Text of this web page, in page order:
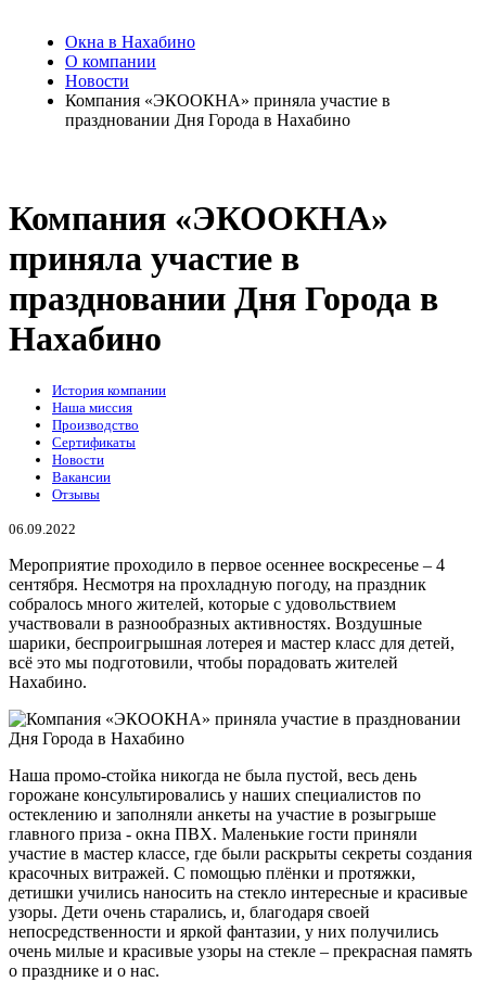
Окна в Нахабино
О компании
Новости
Компания «ЭКООКНА» приняла участие в
праздновании Дня Города в Нахабино
Компания «ЭКООКНА»
приняла участие в
праздновании Дня Города в
Нахабино
История компании
Наша миссия
Производство
Сертификаты
Новости
Вакансии
Отзывы
06.09.2022
Мероприятие проходило в первое осеннее воскресенье – 4
сентября. Несмотря на прохладную погоду, на праздник
собралось много жителей, которые с удовольствием
участвовали в разнообразных активностях. Воздушные
шарики, беспроигрышная лотерея и мастер класс для детей,
всё это мы подготовили, чтобы порадовать жителей
Нахабино.
Наша промо-стойка никогда не была пустой, весь день
горожане консультировались у наших специалистов по
остеклению и заполняли анкеты на участие в розыгрыше
главного приза - окна ПВХ. Маленькие гости приняли
участие в мастер классе, где были раскрыты секреты создания
красочных витражей. С помощью плёнки и протяжки,
детишки учились наносить на стекло интересные и красивые
узоры. Дети очень старались, и, благодаря своей
непосредственности и яркой фантазии, у них получились
очень милые и красивые узоры на стекле – прекрасная память
о празднике и о нас.